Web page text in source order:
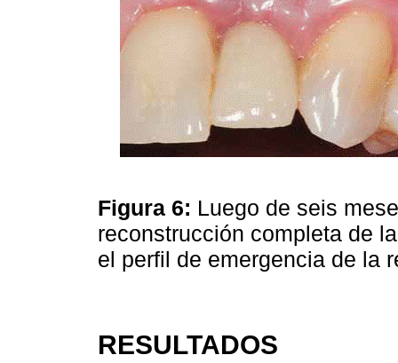
Figura 6: Luego de seis
reconstrucción completa de
el perfil de emergencia de la
RESULTADOS